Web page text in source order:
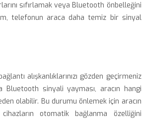
sıfırlamak veya Bluetooth önbelleğini
telefonun araca daha temiz bir sinyal
alışkanlıklarınızı gözden geçirmeniz
Bluetooth sinyali yayması, aracın hangi
olabilir. Bu durumu önlemek için aracın
otomatik bağlanma özelliğini